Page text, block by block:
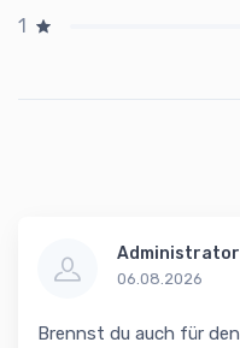
1
Administrator
06.08.2026
Brennst du auch für